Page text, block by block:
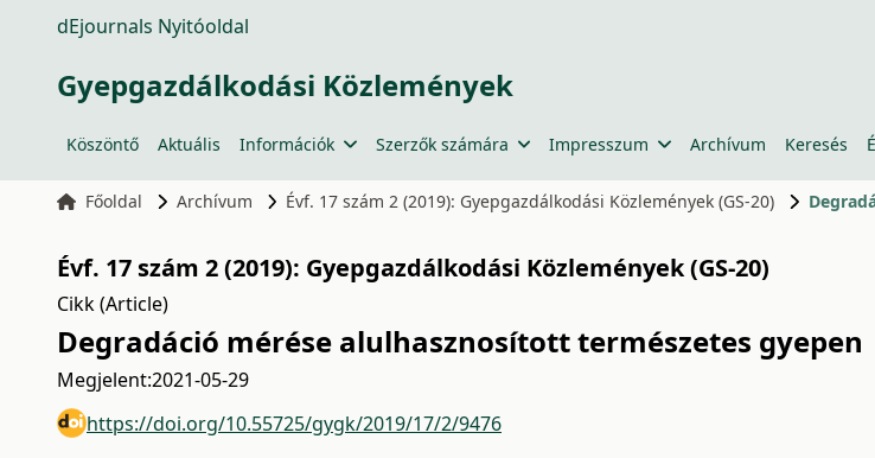
dEjournals Nyitóoldal
Gyepgazdálkodási Közlemények
Köszöntő Aktuális Információk Szerzők számára Impresszum Archívum Keresés
Főoldal Archívum Évf. 17 szám 2 (2019): Gyepgazdálkodási Közlemények (GS-20)
Évf. 17 szám 2 (2019): Gyepgazdálkodási Közlemények (GS-20)
Cikk (Article)
Degradáció mérése alulhasznosított természetes gyepen
Megjelent:2021-05-29
https://doi.org/10.55725/gygk/2019/17/2/9476